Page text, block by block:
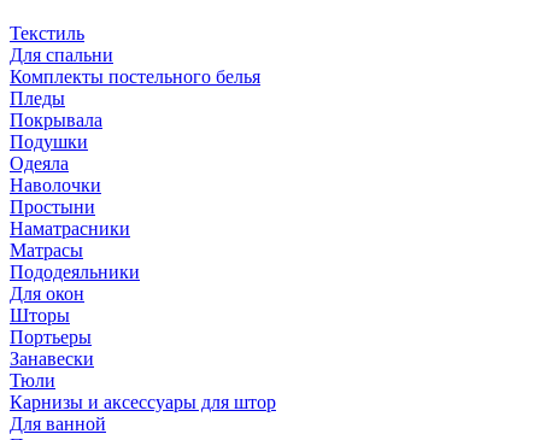
Текстиль
Для спальни
Комплекты постельного белья
Пледы
Покрывала
Подушки
Одеяла
Наволочки
Простыни
Наматрасники
Матрасы
Пододеяльники
Для окон
Шторы
Портьеры
Занавески
Тюли
Карнизы и аксессуары для штор
Для ванной